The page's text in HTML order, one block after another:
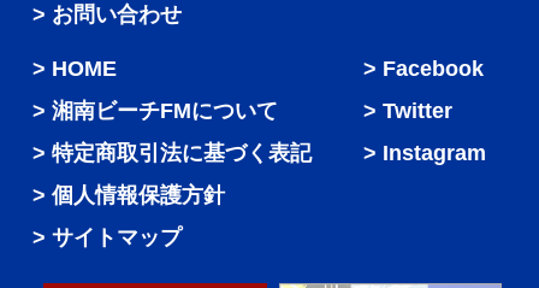
> お問い合わせ
HOME
湘南ビーチFMについて
特定商取引法に基づく表記
個人情報保護方針
サイトマップ
Facebook
Twitter
Instagram